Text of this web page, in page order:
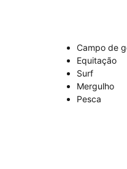
Campo de
Equitação
Surf
Mergulho
Pesca